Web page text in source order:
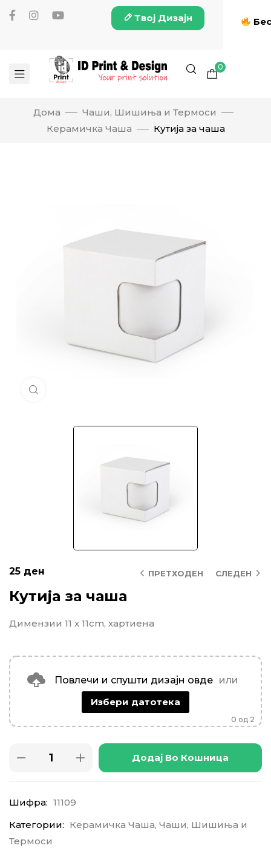
Твој Дизајн
0
Дома
Чаши, Шишиња и Термоси
Керамичка Чаша
Кутија за чаша
ПРЕТХОДЕН СЛЕДЕН
25 ден
Кутија за чаша
Димензии 11 x 11cm, хартиена
Повлечи и спушти дизајн овде
или
Избери датотека
0 од 2
Додај Во Кошница
Шифра: 11109
Категории: Керамичка Чаша, Чаши, Шишиња и
Термоси